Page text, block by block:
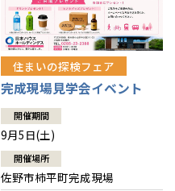
住まいの探検フェア
完成現場見学会イベント
開催期間
9月5日(土)
開催場所
佐野市柿平町完成現場